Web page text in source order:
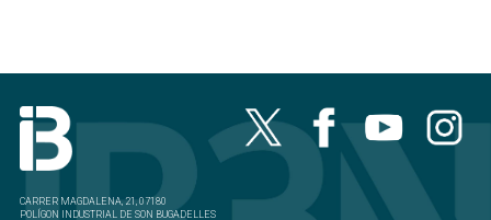
CARRER MAGDALENA, 21, 07180
POLÍGON INDUSTRIAL DE SON BUGADELLES